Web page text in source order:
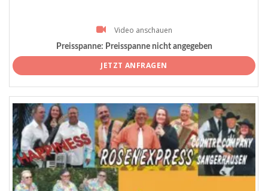
Video anschauen
Preisspanne: Preisspanne nicht angegeben
JETZT ANFRAGEN